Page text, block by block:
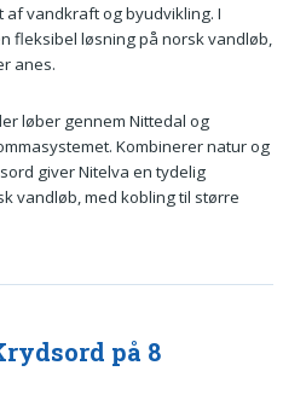
vandkraft og byudvikling. I
fleksibel løsning på norsk vandløb,
anes.
løber gennem Nittedal og
Kombinerer natur og
giver Nitelva en tydelig
vandløb, med kobling til større
på 8